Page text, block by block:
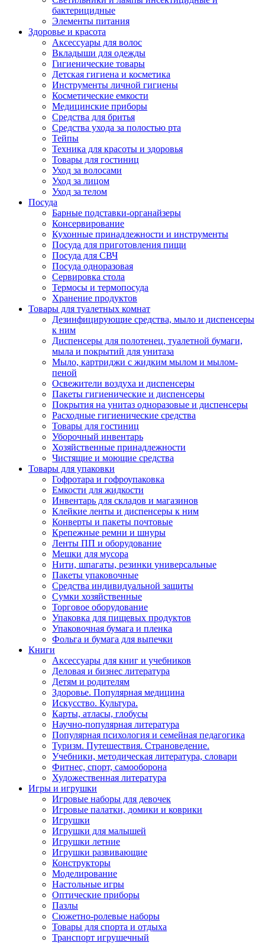
бактерицидные
Элементы питания
Здоровье и красота
Аксессуары для волос
Вкладыши для одежды
Гигиенические товары
Детская гигиена и косметика
Инструменты личной гигиены
Косметические емкости
Медицинские приборы
Средства для бритья
Средства ухода за полостью рта
Тейпы
Техника для красоты и здоровья
Товары для гостиниц
Уход за волосами
Уход за лицом
Уход за телом
Посуда
Барные подставки-органайзеры
Консервирование
Кухонные принадлежности и инструменты
Посуда для приготовления пищи
Посуда для СВЧ
Посуда одноразовая
Сервировка стола
Термосы и термопосуда
Хранение продуктов
Товары для туалетных комнат
Дезинфицирующие средства, мыло и диспенсеры
к ним
Диспенсеры для полотенец, туалетной бумаги,
мыла и покрытий для унитаза
Мыло, картриджи с жидким мылом и мылом-
пеной
Освежители воздуха и диспенсеры
Пакеты гигиенические и диспенсеры
Покрытия на унитаз одноразовые и диспенсеры
Расходные гигиенические средства
Товары для гостиниц
Уборочный инвентарь
Хозяйственные принадлежности
Чистящие и моющие средства
Товары для упаковки
Гофротара и гофроупаковка
Емкости для жидкости
Инвентарь для складов и магазинов
Клейкие ленты и диспенсеры к ним
Конверты и пакеты почтовые
Крепежные ремни и шнуры
Ленты ПП и оборудование
Мешки для мусора
Нити, шпагаты, резинки универсальные
Пакеты упаковочные
Средства индивидуальной защиты
Сумки хозяйственные
Торговое оборудование
Упаковка для пищевых продуктов
Упаковочная бумага и пленка
Фольга и бумага для выпечки
Книги
Аксессуары для книг и учебников
Деловая и бизнес литература
Детям и родителям
Здоровье. Популярная медицина
Искусство. Культура.
Карты, атласы, глобусы
Научно-популярная литература
Популярная психология и семейная педагогика
Туризм. Путешествия. Страноведение.
Учебники, методическая литература, словари
Фитнес, спорт, самооборона
Художественная литература
Игры и игрушки
Игровые наборы для девочек
Игровые палатки, домики и коврики
Игрушки
Игрушки для малышей
Игрушки летние
Игрушки развивающие
Конструкторы
Моделирование
Настольные игры
Оптические приборы
Пазлы
Сюжетно-ролевые наборы
Товары для спорта и отдыха
Транспорт игрушечный